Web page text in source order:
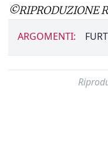
©RIPRODUZIONE
ARGOMENTI: